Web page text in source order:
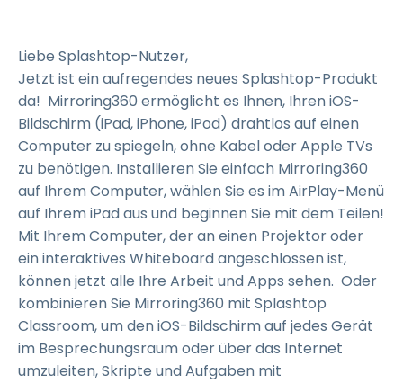
Liebe Splashtop-Nutzer,
Jetzt ist ein aufregendes neues Splashtop-Produkt
da! Mirroring360 ermöglicht es Ihnen, Ihren iOS-
Bildschirm (iPad, iPhone, iPod) drahtlos auf einen
Computer zu spiegeln, ohne Kabel oder Apple TVs
zu benötigen. Installieren Sie einfach Mirroring360
auf Ihrem Computer, wählen Sie es im AirPlay-Menü
auf Ihrem iPad aus und beginnen Sie mit dem Teilen!
Mit Ihrem Computer, der an einen Projektor oder
ein interaktives Whiteboard angeschlossen ist,
können jetzt alle Ihre Arbeit und Apps sehen. Oder
kombinieren Sie Mirroring360 mit Splashtop
Classroom, um den iOS-Bildschirm auf jedes Gerät
im Besprechungsraum oder über das Internet
umzuleiten, Skripte und Aufgaben mit